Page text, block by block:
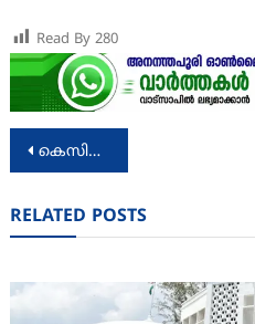
Read By 280
Post
കെസിഎ – എൻ.എസ്.കെ ടി20 ചാമ്പ്യൻഷിപ്പിന് തുടക്കം, ആലപ്പുഴയ്ക്കും തൃശൂരിനും വിജയം
RELATED POSTS